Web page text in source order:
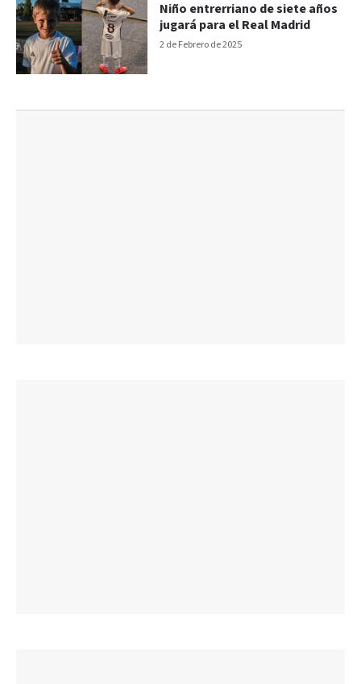
2 de Febrero de 2025
Niño entrerriano de siete años
jugará para el Real Madrid